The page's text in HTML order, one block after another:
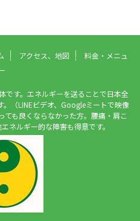
アクセス、地図
料金・メニュ
です。エネルギーを送ることで日本全
（LINEビデオ、Googleミートで映像
ても良くならなかった方。腰痛・肩こ
ネルギー的な障害も得意です。